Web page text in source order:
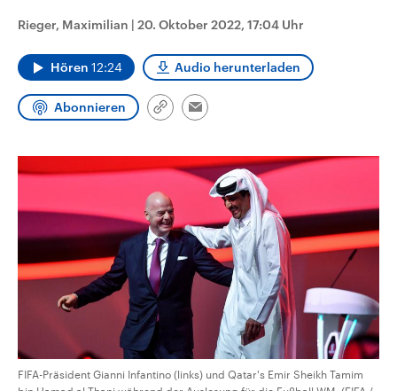
Umfragen, Prognosen,
Wahlprogramme, aktuelle Berichte
und Kandidaten der anstehenden
Wahl.
Rieger, Maximilian | 20. Oktober 2022, 17:04 Uhr
Hören 12:24 Audio herunterladen
Abonnieren
Link
Email
FIFA-Präsident Gianni Infantino (links) und Qatar's Emir Sheikh Tamim